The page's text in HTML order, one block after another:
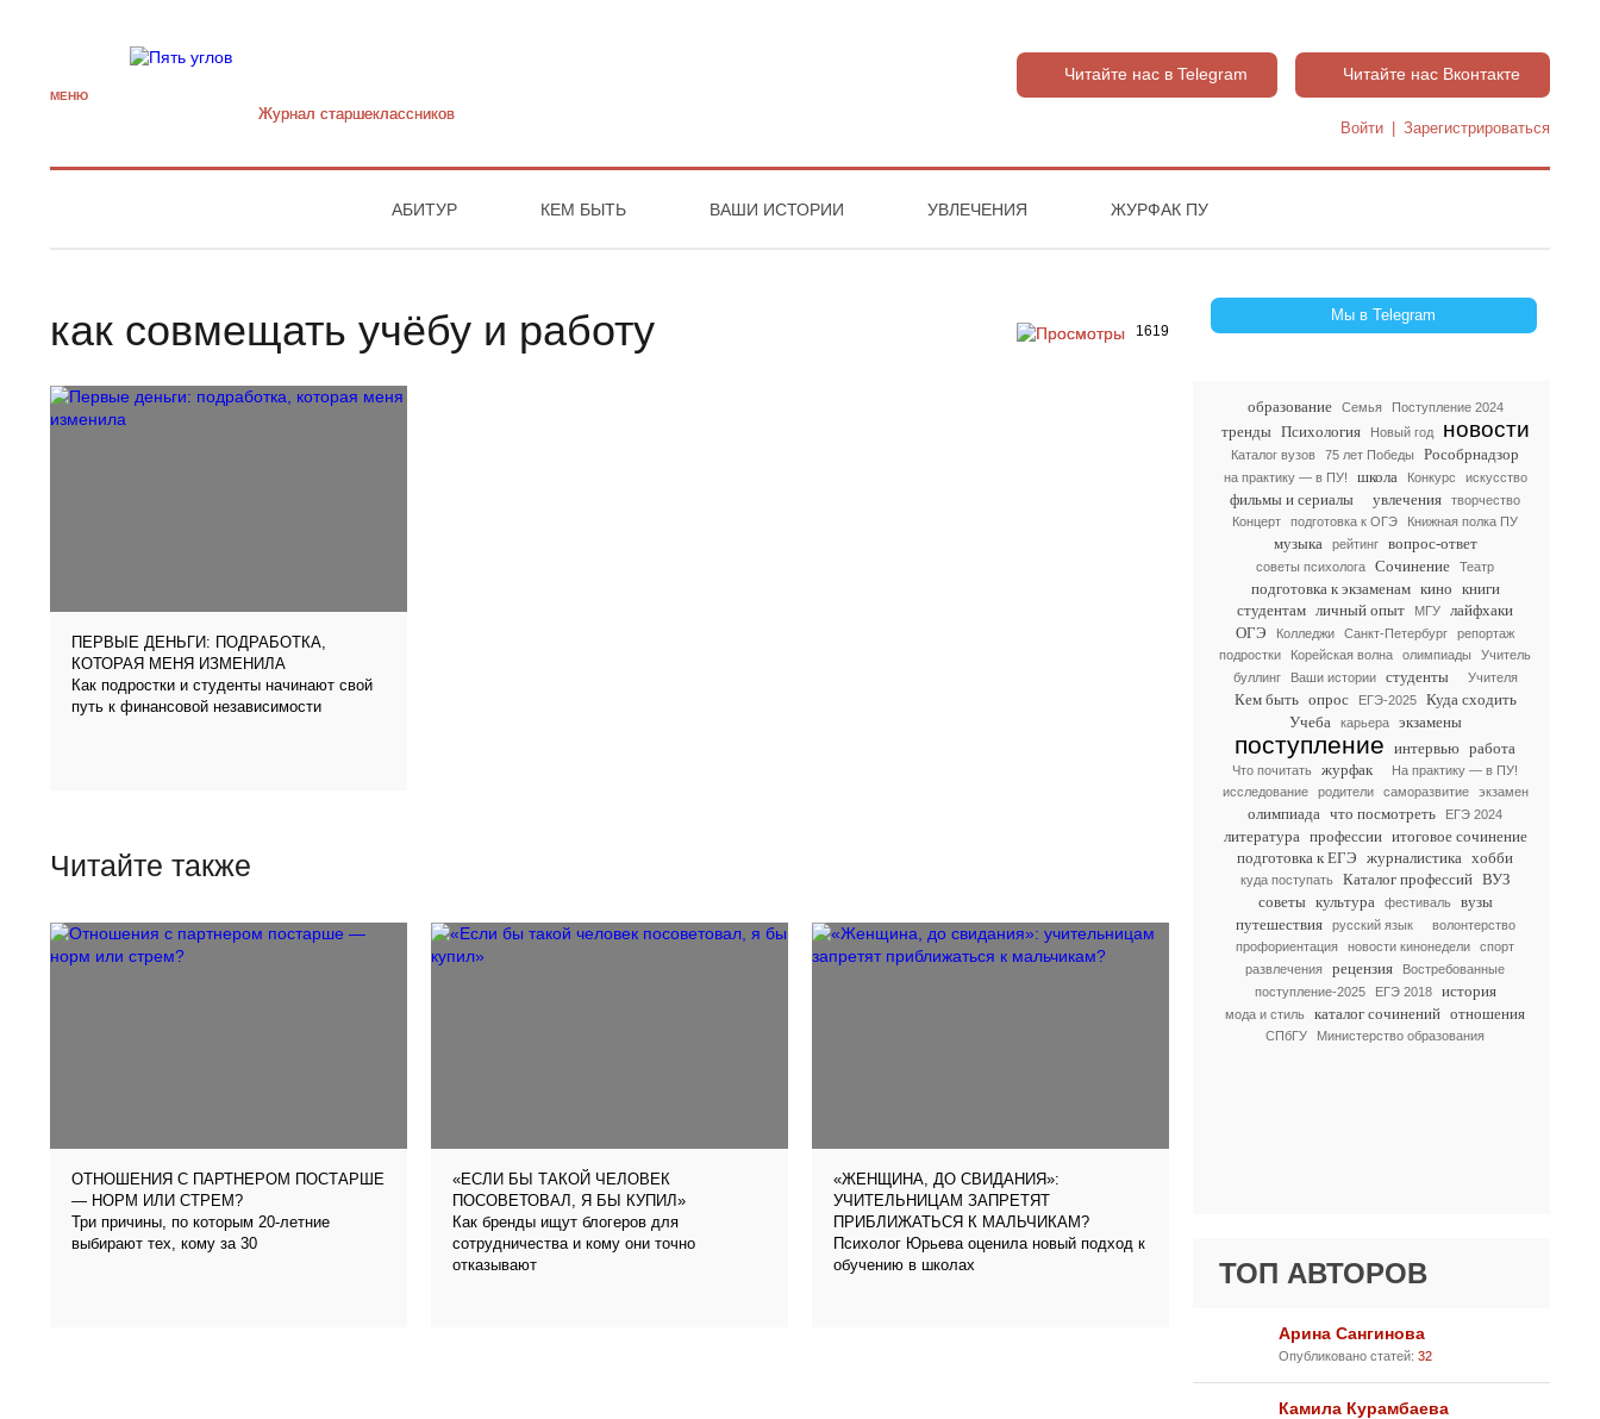
МЕНЮ
Журнал старшекласcников
Читайте нас в Telegram Читайте нас Вконтакте
Войти Зарегистрироваться
АБИТУР КЕМ БЫТЬ ВАШИ ИСТОРИИ УВЛЕЧЕНИЯ ЖУРФАК ПУ
Мы в Telegram
образование Семья Поступление 2024
тренды Психология Новый год новости
Каталог вузов 75 лет Победы Рособрнадзор
на практику — в ПУ! школа Конкурс искусство
фильмы и сериалы увлечения
творчество
Концерт
подготовка к ОГЭ Книжная полка ПУ
музыка рейтинг вопрос-ответ
советы психолога Сочинение Театр
подготовка к экзаменам кино книги
студентам личный опыт МГУ
лайфхаки
ОГЭ
Колледжи Санкт-Петербург
репортаж
подростки
Корейская волна олимпиады
Учитель
буллинг
Ваши истории студенты Учителя
Кем быть опрос ЕГЭ-2025
Куда сходить
Учеба
карьера экзамены
поступление интервью работа
Что почитать журфак
На практику — в ПУ!
исследование
родители саморазвитие экзамен
олимпиада что посмотреть ЕГЭ 2024
литература профессии итоговое сочинение
подготовка к ЕГЭ журналистика хобби
куда поступать Каталог профессий ВУЗ
советы культура фестиваль
вузы
путешествия
русский язык
волонтерство
профориентация
новости кинонедели
спорт
развлечения
рецензия
Востребованные
поступление-2025
ЕГЭ 2018 история
мода и стиль каталог сочинений отношения
СПбГУ Министерство образования
ТОП АВТОРОВ
Арина Сангинова
Опубликовано статей: 32
Камила Курамбаева
1619
как совмещать учёбу и работу
ПЕРВЫЕ ДЕНЬГИ: ПОДРАБОТКА,
КОТОРАЯ МЕНЯ ИЗМЕНИЛА
Как подростки и студенты начинают свой
путь к финансовой независимости
Читайте также
ОТНОШЕНИЯ С ПАРТНЕРОМ ПОСТАРШЕ
— НОРМ ИЛИ СТРЕМ?
Три причины, по которым 20-летние
выбирают тех, кому за 30
«ЕСЛИ БЫ ТАКОЙ ЧЕЛОВЕК
ПОСОВЕТОВАЛ, Я БЫ КУПИЛ»
Как бренды ищут блогеров для
сотрудничества и кому они точно
отказывают
«ЖЕНЩИНА, ДО СВИДАНИЯ»:
УЧИТЕЛЬНИЦАМ ЗАПРЕТЯТ
ПРИБЛИЖАТЬСЯ К МАЛЬЧИКАМ?
Психолог Юрьева оценила новый подход к
обучению в школах